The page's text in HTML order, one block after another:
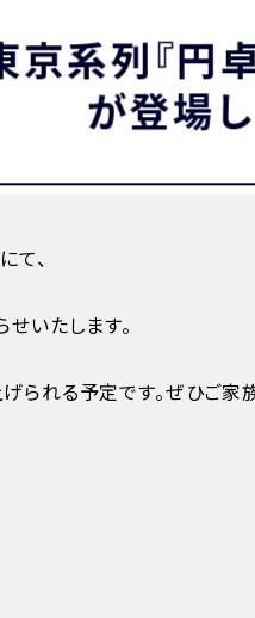
京系列『円
が登場
て、
いたします。
られる予定です。ぜひご家